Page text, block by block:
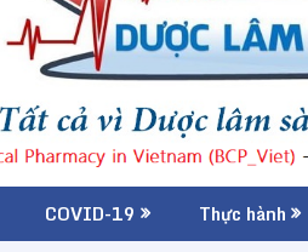
COVID-19 Thực hành